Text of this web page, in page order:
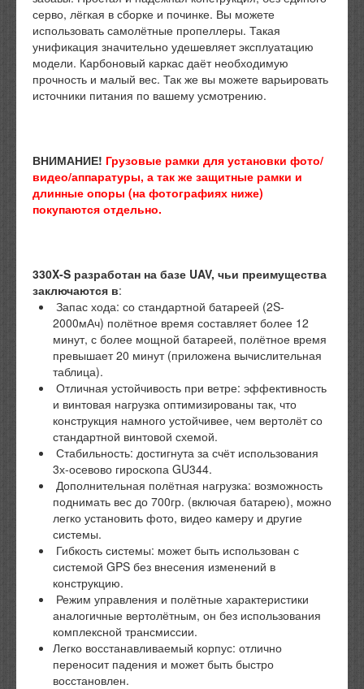
серво, лёгкая в сборке и починке. Вы можете
использовать самолётные пропеллеры. Такая
унификация значительно удешевляет эксплуатацию
модели. Карбоновый каркас даёт необходимую
прочность и малый вес. Так же вы можете варьировать
источники питания по вашему усмотрению.
ВНИМАНИЕ! Грузовые рамки для установки фото/
видео/аппаратуры, а так же защитные рамки и
длинные опоры (на фотографиях ниже)
покупаются отдельно.
330X-S разработан на базе UAV, чьи преимущества
заключаются в:
Запас хода: со стандартной батареей (2S-
2000мАч) полётное время составляет более 12
минут, с более мощной батареей, полётное время
превышает 20 минут (приложена вычислительная
таблица).
Отличная устойчивость при ветре: эффективность
и винтовая нагрузка оптимизированы так, что
конструкция намного устойчивее, чем вертолёт со
стандартной винтовой схемой.
Стабильность: достигнута за счёт использования
3х-осевово гироскопа GU344.
Дополнительная полётная нагрузка: возможность
поднимать вес до 700гр. (включая батарею), можно
легко установить фото, видео камеру и другие
системы.
Гибкость системы: может быть использован с
системой GPS без внесения изменений в
конструкцию.
Режим управления и полётные характеристики
аналогичные вертолётным, он без использования
комплексной трансмиссии.
Легко восстанавливаемый корпус: отлично
переносит падения и может быть быстро
восстановлен.